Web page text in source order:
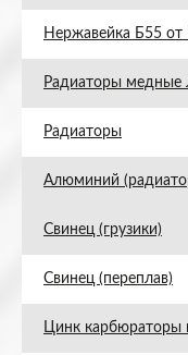
Нержавейка Б55 от
Радиаторы медные
Радиаторы
Алюминий
Свинец (грузики)
Свинец (переплав)
Цинк карбюраторы